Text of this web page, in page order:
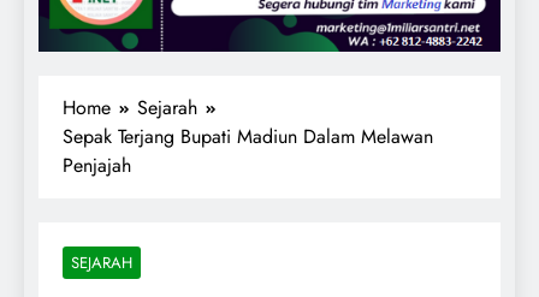
Home
Sejarah
Sepak Terjang Bupati Madiun Dalam Melawan
Penjajah
SEJARAH